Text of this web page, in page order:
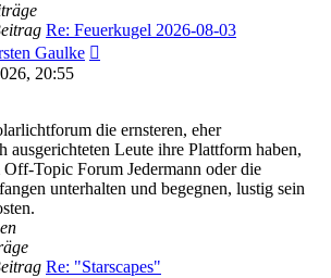
Re: Feuerkugel 2026-08-03
Gaulke
20:55
die ernsteren, eher
ausgerichteten Leute ihre Plattform haben,
Topic Forum Jedermann oder die
unterhalten und begegnen, lustig sein
Re: "Starscapes"